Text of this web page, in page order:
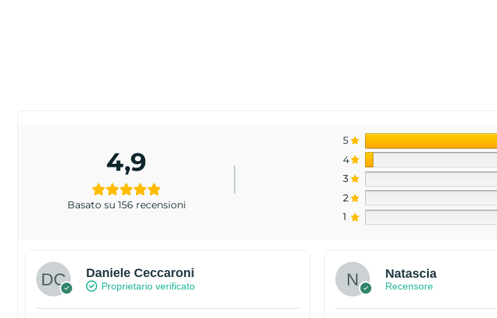
4,9
Basato su 156 recensioni
5
4
3
2
1
Daniele Ceccaroni
Proprietario verificato
Natascia
Recensore